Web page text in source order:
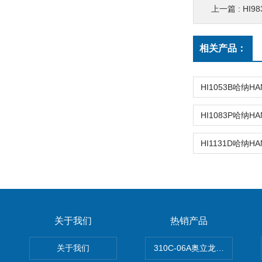
上一篇 :
相关产品：
关于我们
关于我们
热销产品
310C-06A奥立龙实验室台式